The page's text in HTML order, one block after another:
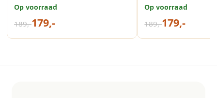
Op voorraad
189,-179,-
Op voorraad
189,-179,-